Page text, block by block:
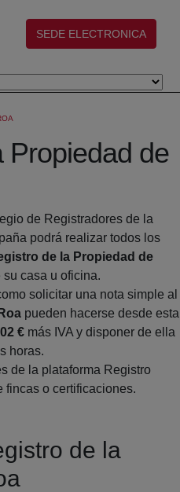
(abre en nueva ventana)
SEDE ELECTRONICA
Propiedad de
de Registradores de la
podrá realizar todos los
de la Propiedad de
casa u oficina.
solicitar una nota simple al
pueden hacerse desde esta
€ más IVA y disponer de ella
horas.
de la plataforma Registro
fincas o certificaciones.
de la